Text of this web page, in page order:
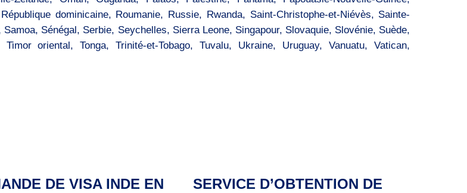
dominicaine, Roumanie, Russie, Rwanda, Saint-Christophe-et-Niévès, Sainte-
Sénégal, Serbie, Seychelles, Sierra Leone, Singapour, Slovaquie, Slovénie, Suède,
oriental, Tonga, Trinité-et-Tobago, Tuvalu, Ukraine, Uruguay, Vanuatu, Vatican,
DE VISA INDE EN
SERVICE D’OBTENTION DE